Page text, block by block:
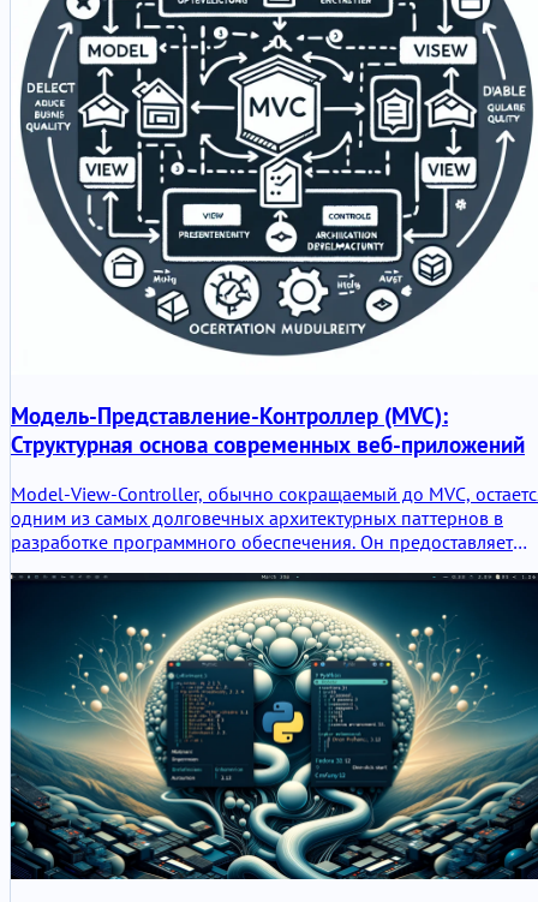
Модель-Представление-Контроллер (MVC):
Структурная основа современных веб-приложений
Model-View-Controller, обычно сокращаемый до MVC,
одним из самых долговечных архитектурных паттернов в
разработке программного обеспечения. Он предоставляет
представления и взаимодействия с пользователем, благодаря
чему приложения легче создавать, расширять, тестировать и
поддерживать. В этой статье объясняется, что такое MVC,
почему он по-прежнему важен, как он вписывается в
современные веб-стеки и как он связан с более широкой
архитектурой платформы, качеством поставки, стратегией
миграции и операционной зрелостью.